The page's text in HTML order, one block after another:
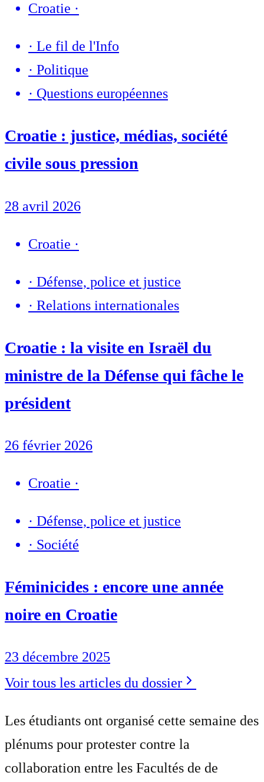
Croatie ·
· Le fil de l'Info
· Politique
· Questions européennes
Croatie : justice, médias, société
civile sous pression
28 avril 2026
Croatie ·
· Défense, police et justice
· Relations internationales
Croatie : la visite en Israël du
ministre de la Défense qui fâche le
président
26 février 2026
Croatie ·
· Défense, police et justice
· Société
Féminicides : encore une année
noire en Croatie
23 décembre 2025
Voir tous les articles du dossier
Les étudiants ont organisé cette semaine des
plénums pour protester contre la
collaboration entre les Facultés de de